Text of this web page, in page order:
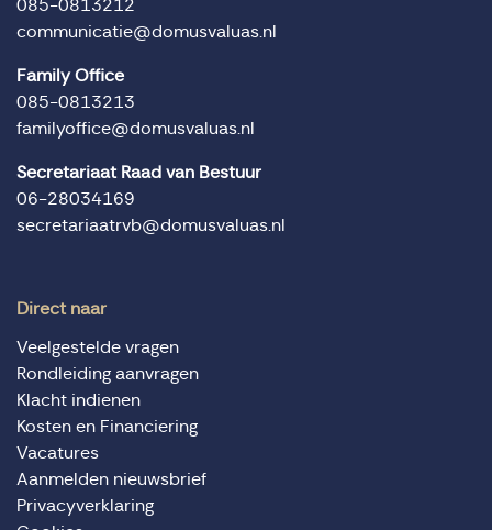
085-0813212
communicatie@domusvaluas.nl
Family Office
085-0813213
familyoffice@domusvaluas.nl
Secretariaat Raad van Bestuur
06-28034169
secretariaatrvb@domusvaluas.nl
Direct naar
Veelgestelde vragen
Rondleiding aanvragen
Klacht indienen
Kosten en Financiering
Vacatures
Aanmelden nieuwsbrief
Privacyverklaring